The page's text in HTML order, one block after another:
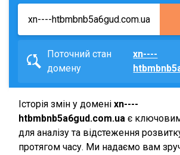
Поточний стан
домену
xn----
Історія змін у домені xn----
htbmbnb5a6gud.com.ua є
для аналізу та відстеження
протягом часу. Ми надаємо вам